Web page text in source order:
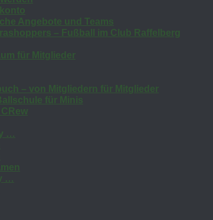
Angebote und Teams
– Fußball im Club Raffelberg
für Mitglieder
– von Mitgliedern für Mitglieder
für Minis
…
…